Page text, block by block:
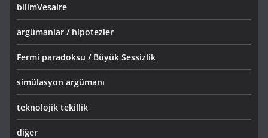
bilimVesaire
argümanlar / hipotezler
Fermi paradoksu / Büyük Sessizlik
simülasyon argümanı
teknolojik tekillik
diğer